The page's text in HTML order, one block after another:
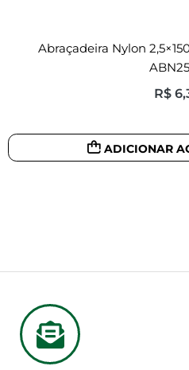
Abraçadeira Nylon
R$
ADICIONAR